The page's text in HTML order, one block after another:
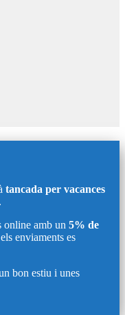
tancada per vacances
online amb un 5% de
enviaments es
bon estiu i unes